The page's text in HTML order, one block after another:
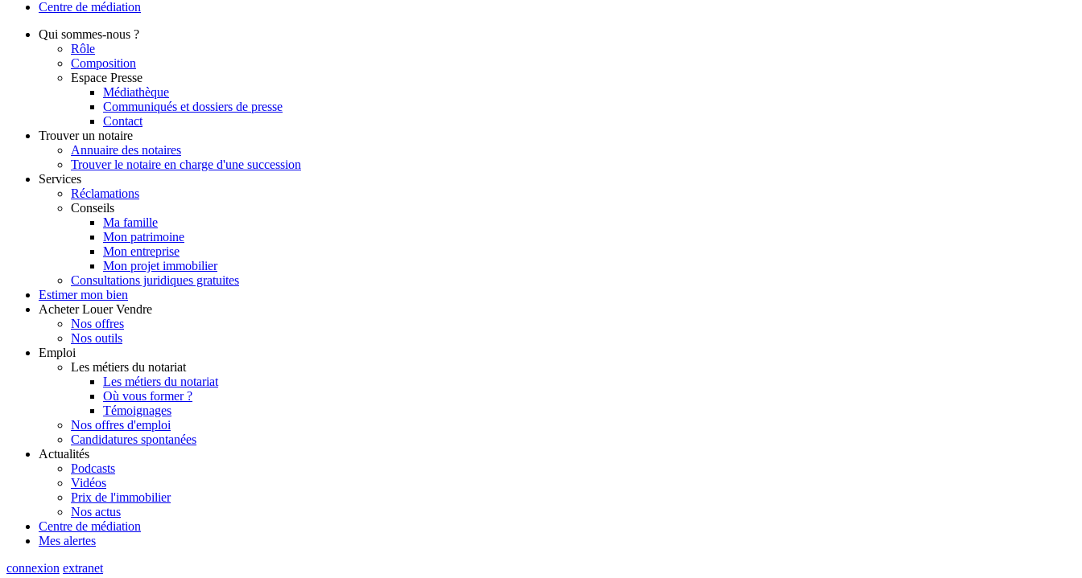
Centre de médiation
Qui sommes-nous ?
Rôle
Composition
Espace Presse
Médiathèque
Communiqués et dossiers de presse
Contact
Trouver un notaire
Annuaire des notaires
Trouver le notaire en charge d'une succession
Services
Réclamations
Conseils
Ma famille
Mon patrimoine
Mon entreprise
Mon projet immobilier
Consultations juridiques gratuites
Estimer mon bien
Acheter Louer Vendre
Nos offres
Nos outils
Emploi
Les métiers du notariat
Les métiers du notariat
Où vous former ?
Témoignages
Nos offres d'emploi
Candidatures spontanées
Actualités
Podcasts
Vidéos
Prix de l'immobilier
Nos actus
Centre de médiation
Mes alertes
connexion extranet